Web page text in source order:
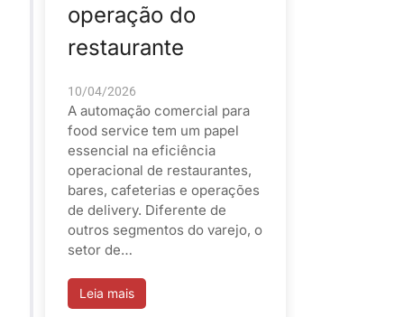
operação do
restaurante
10/04/2026
A automação comercial para
food service tem um papel
essencial na eficiência
operacional de restaurantes,
bares, cafeterias e operações
de delivery. Diferente de
outros segmentos do varejo, o
setor de…
Leia mais